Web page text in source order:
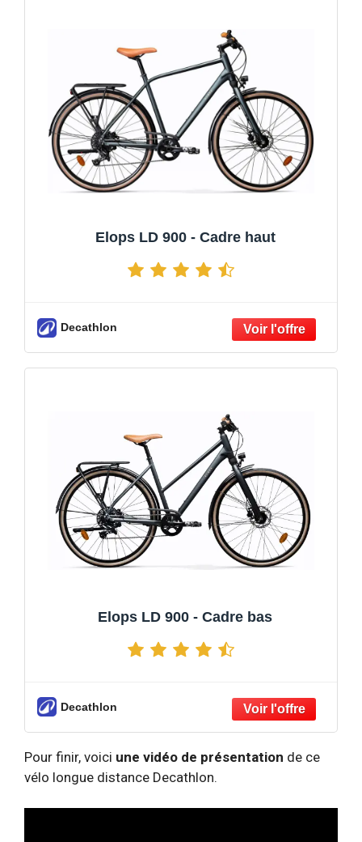
Elops LD 900 - Cadre haut
Decathlon
Elops LD 900 - Cadre bas
Decathlon
Pour finir, voici une vidéo de présentation de ce
vélo longue distance Decathlon.